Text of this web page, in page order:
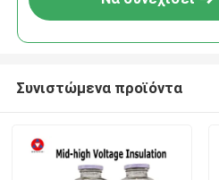
Συνιστώμενα προϊόντα